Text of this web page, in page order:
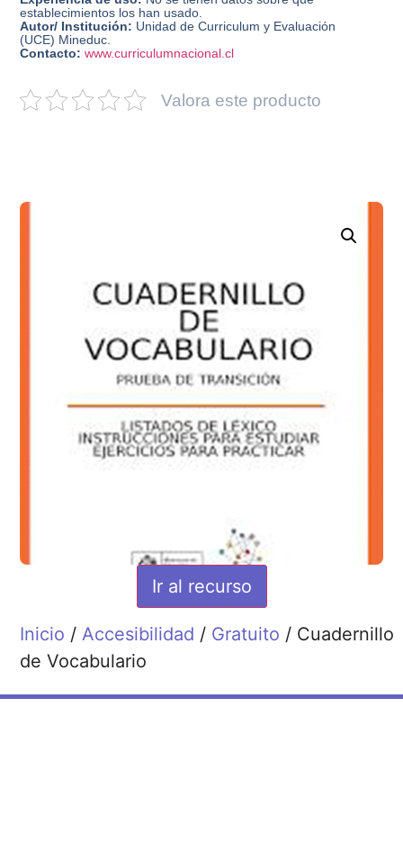
establecimientos los han usado.
Autor/ Institución: Unidad de Curriculum y Evaluación
(UCE) Mineduc.
Contacto: www.curriculumnacional.cl
Valora este producto
Ir al recurso
Inicio /Accesibilidad / Gratuito / Cuadernillo
de Vocabulario